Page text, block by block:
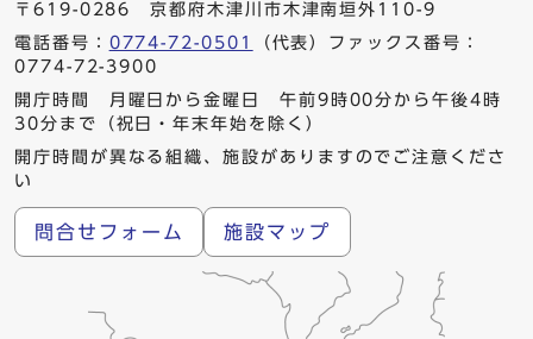
〒619-0286 京都府木津川市木津南垣外110-9
電話番号： 0774-72-0501
（代表）ファックス番号：
0774-72-3900
開庁時間 月曜日から金曜日 午前9時00分から午後4時
30分まで（祝日・年末年始を除く）
開庁時間が異なる組織、施設がありますのでご注意くださ
い
問合せフォーム 施設マップ